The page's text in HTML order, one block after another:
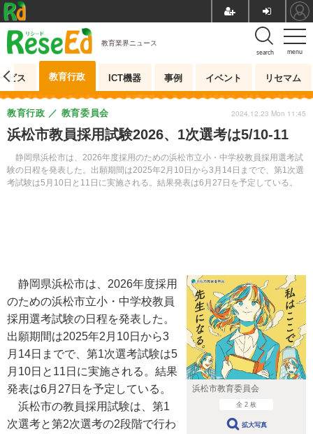
menu
search
教育業界ニュース
ビス 教育行政 ICT機器 事例 イベント リセマム
浜松市教員採用試験2026、1次選考は5/10-11
静岡県浜松市は、2026年度採用のための浜松市立小・中学校教員採用選考試
験の日程を発表した。出願期間は2025年2月10日から3月14日までで、第1次選
考試験は5月10日と11日に実施される。結果発表は6月27日を予定している。
教育行政 教育委員会 2024.12.23 Mon 11:45
浜松市教育委員会
全 2 枚
拡大写真
静岡県浜松市は、2026年度採用
のための浜松市立小・中学校教員
採用選考試験の日程を発表した。
出願期間は2025年2月10日から3
月14日までで、第1次選考試験は5
月10日と11日に実施される。結果
発表は6月27日を予定している。
浜松市の教員採用試験は、第1
次選考と第2次選考の2段階で行わ